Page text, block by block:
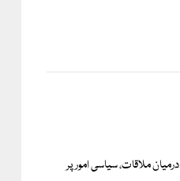
ملاقات، سیاسی امور پر